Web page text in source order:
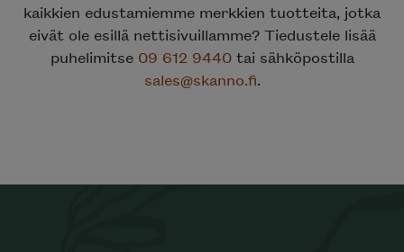
kaikkien edustamiemme merkkien tuotteita, jotka
eivät ole esillä nettisivuillamme? Tiedustele lisää
puhelimitse 09 612 9440tai sähköpostilla
sales@skanno.fi.